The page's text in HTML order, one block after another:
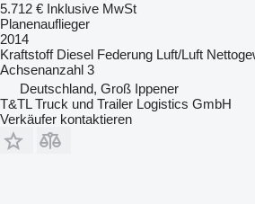
5.712 € Inklusive MwSt
Planenauflieger
2014
Kraftstoff Diesel Federung Luft/Luft
Achsenanzahl 3
Deutschland, Groß Ippener
T&TL Truck und Trailer Logistics GmbH
Verkäufer kontaktieren